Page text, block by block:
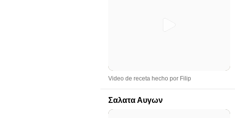
Video de receta hecho por Filip
Σαλατα Αυγων